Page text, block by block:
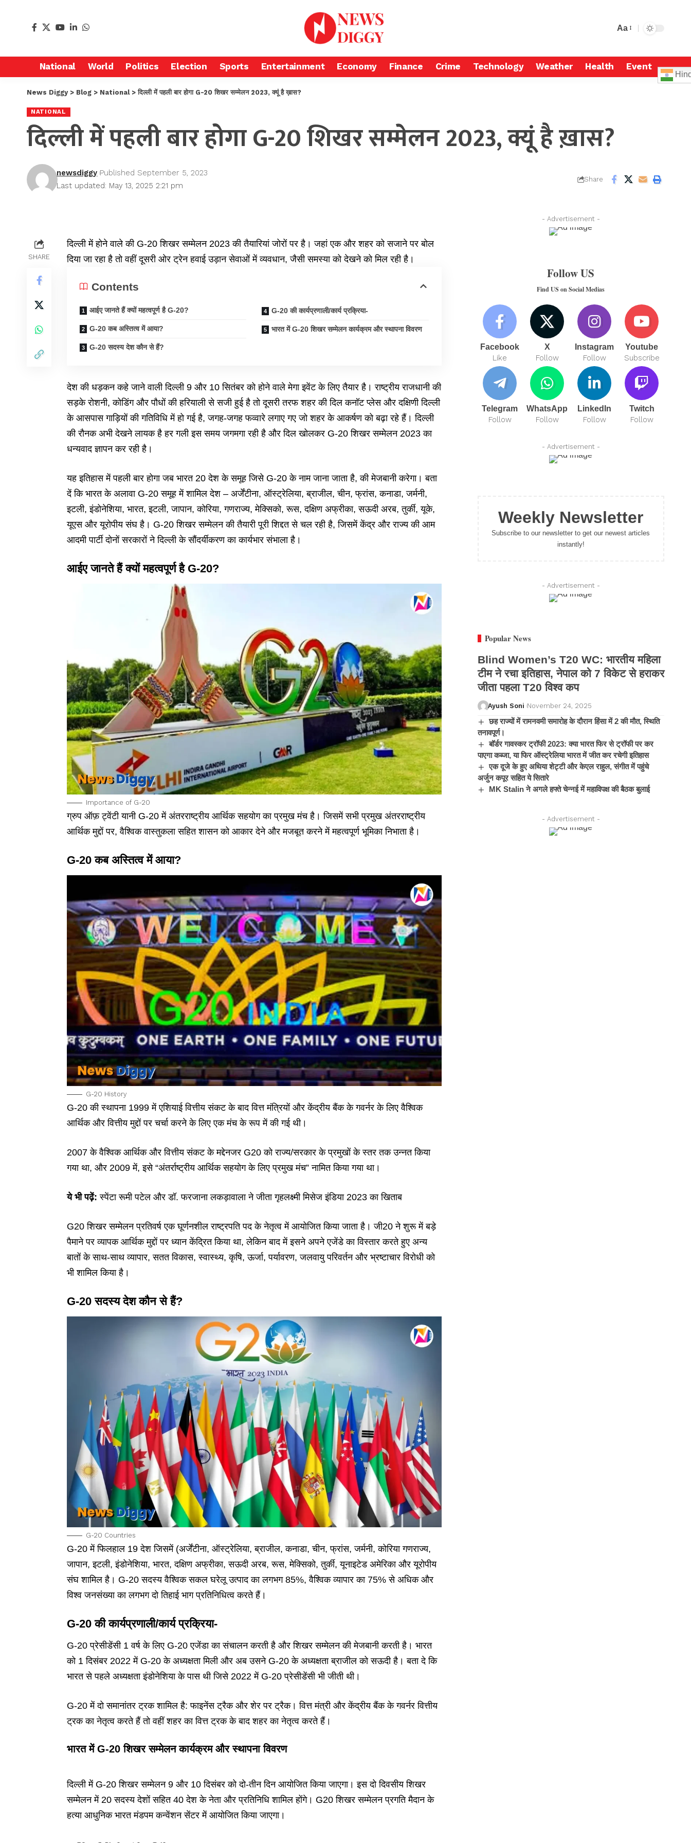
Aa
National World Politics Election Sports Entertainment Economy Finance Crime Technology Weather Health Event
News Diggy> Blog > National> दिल्ली में पहली बार होगा G-20 शिखर सम्मेलन 2023, क्यूं है ख़ास?
NATIONAL
दिल्ली में पहली बार होगा G-20 शिखर सम्मेलन 2023, क्यूं है ख़ास?
Last updated: May 13, 2025 2:21 pm
newsdiggy Published September 5, 2023
Share
SHARE
दिल्ली में होने वाले की G-20 शिखर सम्मेलन 2023 की तैयारियां जोरों पर है। जहां एक और शहर को सजाने पर बोल
दिया जा रहा है तो वहीं दूसरी ओर ट्रेन हवाई उड़ान सेवाओं में व्यवधान, जैसी समस्या को देखने को मिल रही है।
Contents
आईए जानते हैं क्यों महत्वपूर्ण है G-20?
G-20 कब अस्तित्व में आया?
G-20 सदस्य देश कौन से हैं?
G-20 की कार्यप्रणाली/कार्य प्रक्रिया-
भारत में G-20 शिखर सम्मेलन कार्यक्रम और स्थापना विवरण
देश की धड़कन कहे जाने वाली दिल्ली 9 और 10 सितंबर को होने वाले मेगा इवेंट के लिए तैयार है। राष्ट्रीय राजधानी की
सड़के रोशनी, कोडिंग और पौधों की हरियाली से सजी हुई है तो दूसरी तरफ शहर की दिल कनॉट प्लेस और दक्षिणी दिल्ली
के आसपास गाड़ियों की गतिविधि में हो गई है, जगह-जगह फव्वारे लगाए गए जो शहर के आकर्षण को बढ़ा रहे हैं। दिल्ली
की रौनक अभी देखने लायक है हर गली इस समय जगमगा रही है और दिल खोलकर G-20 शिखर सम्मेलन 2023 का
धन्यवाद ज्ञापन कर रही है।
यह इतिहास में पहली बार होगा जब भारत 20 देश के समूह जिसे G-20 के नाम जाना जाता है, की मेजबानी करेगा। बता
दें कि भारत के अलावा G-20 समूह में शामिल देश – अर्जेंटीना, ऑस्ट्रेलिया, ब्राजील, चीन, फ्रांस, कनाडा, जर्मनी,
इटली, इंडोनेशिया, भारत, इटली, जापान, कोरिया, गणराज्य, मेक्सिको, रूस, दक्षिण अफ्रीका, सऊदी अरब, तुर्की, यूके,
यूएस और यूरोपीय संघ है। G-20 शिखर सम्मेलन की तैयारी पूरी शिद्दत से चल रही है, जिसमें केंद्र और राज्य की आम
आदमी पार्टी दोनों सरकारों ने दिल्ली के सौंदर्यीकरण का कार्यभार संभाला है।
आईए जानते हैं क्यों महत्वपूर्ण है G-20?
Importance of G-20
ग्रुप ऑफ़ ट्वेंटी यानी G-20 में अंतरराष्ट्रीय आर्थिक सहयोग का प्रमुख मंच है। जिसमें सभी प्रमुख अंतरराष्ट्रीय
आर्थिक मुद्दों पर, वैश्विक वास्तुकला सहित शासन को आकार देने और मजबूत करने में महत्वपूर्ण भूमिका निभाता है।
G-20 कब अस्तित्व में आया?
G-20 History
G-20 की स्थापना 1999 में एशियाई वित्तीय संकट के बाद वित्त मंत्रियों और केंद्रीय बैंक के गवर्नर के लिए वैश्विक
आर्थिक और वित्तीय मुद्दों पर चर्चा करने के लिए एक मंच के रूप में की गई थी।
2007 के वैश्विक आर्थिक और वित्तीय संकट के मद्देनजर G20 को राज्य/सरकार के प्रमुखों के स्तर तक उन्नत किया
गया था, और 2009 में, इसे “अंतर्राष्ट्रीय आर्थिक सहयोग के लिए प्रमुख मंच” नामित किया गया था।
ये भी पढ़ें: स्पेंटा रूमी पटेल और डॉ. फरजाना लकड़ावाला ने जीता गृहलक्ष्मी मिसेज इंडिया 2023 का खिताब
G20 शिखर सम्मेलन प्रतिवर्ष एक घूर्णनशील राष्ट्रपति पद के नेतृत्व में आयोजित किया जाता है। जी20 ने शुरू में बड़े
पैमाने पर व्यापक आर्थिक मुद्दों पर ध्यान केंद्रित किया था, लेकिन बाद में इसने अपने एजेंडे का विस्तार करते हुए अन्य
बातों के साथ-साथ व्यापार, सतत विकास, स्वास्थ्य, कृषि, ऊर्जा, पर्यावरण, जलवायु परिवर्तन और भ्रष्टाचार विरोधी को
भी शामिल किया है।
G-20 सदस्य देश कौन से हैं?
G-20 Countries
G-20 में फिलहाल 19 देश जिसमें (अर्जेंटीना, ऑस्ट्रेलिया, ब्राजील, कनाडा, चीन, फ्रांस, जर्मनी, कोरिया गणराज्य,
जापान, इटली, इंडोनेशिया, भारत, दक्षिण अफ्रीका, सऊदी अरब, रूस, मेक्सिको, तुर्की, यूनाइटेड अमेरिका और यूरोपीय
संघ शामिल है। G-20 सदस्य वैश्विक सकल घरेलू उत्पाद का लगभग 85%, वैश्विक व्यापार का 75% से अधिक और
विश्व जनसंख्या का लगभग दो तिहाई भाग प्रतिनिधित्व करते हैं।
G-20 की कार्यप्रणाली/कार्य प्रक्रिया-
G-20 प्रेसीडेंसी 1 वर्ष के लिए G-20 एजेंडा का संचालन करती है और शिखर सम्मेलन की मेजबानी करती है। भारत
को 1 दिसंबर 2022 में G-20 के अध्यक्षता मिली और अब उसने G-20 के अध्यक्षता ब्राजील को सऊदी है। बता दे कि
भारत से पहले अध्यक्षता इंडोनेशिया के पास थी जिसे 2022 में G-20 प्रेसीडेंसी भी जीती थी।
G-20 में दो समानांतर ट्रक शामिल है: फाइनेंस ट्रैक और शेर पर ट्रैक। वित्त मंत्री और केंद्रीय बैंक के गवर्नर वित्तीय
ट्रक का नेतृत्व करते हैं तो वहीं शहर का वित्त ट्रक के बाद शहर का नेतृत्व करते हैं।
भारत में G-20 शिखर सम्मेलन कार्यक्रम और स्थापना विवरण
दिल्ली में G-20 शिखर सम्मेलन 9 और 10 दिसंबर को दो-तीन दिन आयोजित किया जाएगा। इस दो दिवसीय शिखर
सम्मेलन में 20 सदस्य देशों सहित 40 देश के नेता और प्रतिनिधि शामिल होंगे। G20 शिखर सम्मेलनप्रगति मैदान के
हत्या आधुनिक भारत मंडपम कन्वेंशन सेंटर में आयोजित किया जाएगा।
- Advertisement -
Follow US
Find US on Social Medias
Facebook
Like
X
Follow
Instagram
Follow
Youtube
Subscribe
Telegram
Follow
WhatsApp
Follow
LinkedIn
Follow
Twitch
Follow
- Advertisement -
Weekly Newsletter
Subscribe to our newsletter to get our newest articles
instantly!
- Advertisement -
Popular News
Blind Women’s T20 WC: भारतीय महिला
टीम ने रचा इतिहास, नेपाल को 7 विकेट से हराकर
जीता पहला T20 विश्व कप
Ayush Soni November 24, 2025
छह राज्यों में रामनवमी समारोह के दौरान हिंसा में 2 की मौत, स्थिति
तनावपूर्ण।
बॉर्डर गावस्कर ट्रॉफी 2023: क्या भारत फिर से ट्रॉफी पर कर
पाएगा कब्जा, या फिर ऑस्ट्रेलिया भारत में जीत कर रचेगी इतिहास
एक दूजे के हुए अथिया शेट्टी और केएल राहुल, संगीत में पहुंचे
अर्जुन कपूर सहित ये सितारे
MK Stalin ने अगले हफ्ते चेन्नई में महाविपक्ष की बैठक बुलाई
- Advertisement -